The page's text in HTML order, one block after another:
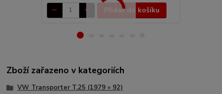
Přidat do košíku
Zboží zařazeno v kategoriích
VW Transporter T.25 (1979 » 92)